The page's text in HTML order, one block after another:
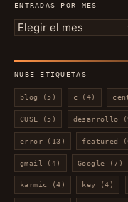
ENTRADAS POR MES
Entradas
NUBE ETIQUETAS
blog (5) c (4)
CUSL (5) desarrollo
error(13) featured
gmail (4) Google (7)
karmic (4) key (4)